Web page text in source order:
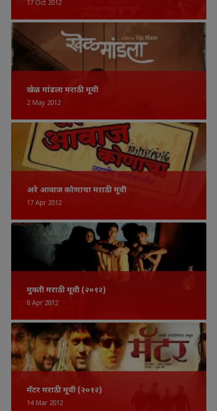
17 Oct 2012
खेळ मांडला मराठी मूवी
2 May 2012
अरे आवाज कोणाचा मराठी मूवी
17 Apr 2012
मुक्ती मराठी मूवी (२०१२)
6 Apr 2012
मॅटर मराठी मूवी (२०१२)
14 Mar 2012